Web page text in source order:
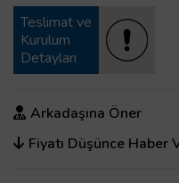
Teslimat ve
Kurulum
Detayları
Arkadaşına Öner
Fiyatı Düşünce Haber